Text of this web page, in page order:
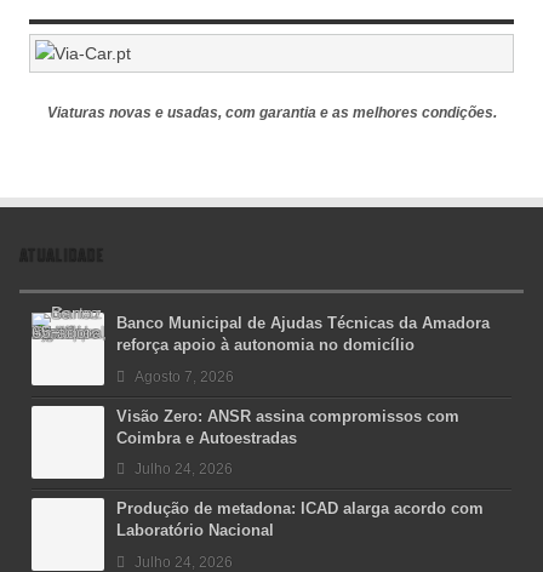
Viaturas novas e usadas, com garantia e as melhores condições.
ATUALIDADE
Banco Municipal de Ajudas Técnicas da Amadora
reforça apoio à autonomia no domicílio
Agosto 7, 2026
Visão Zero: ANSR assina compromissos com
Coimbra e Autoestradas
Julho 24, 2026
Produção de metadona: ICAD alarga acordo com
Laboratório Nacional
Julho 24, 2026